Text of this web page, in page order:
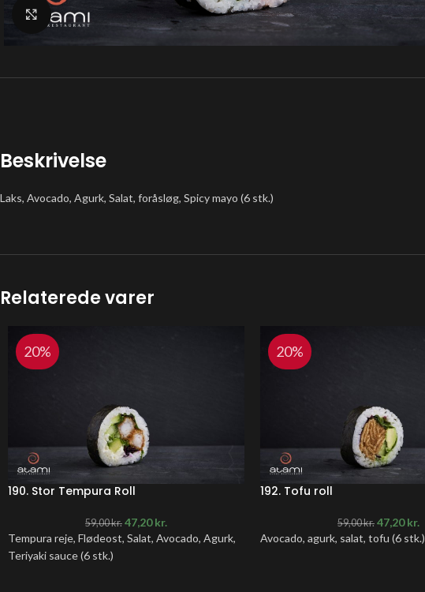
Klik for at forstørre
Beskrivelse
Laks, Avocado, Agurk, Salat, foråsløg, Spicy mayo (6 stk.)
Relaterede varer
20%
190. Stor Tempura Roll
59,00kr. 47,20kr.
Tempura reje, Flødeost, Salat, Avocado, Agurk,
Teriyaki sauce (6 stk.)
20%
192. Tofu roll
59,00kr. 47,20kr.
Avocado, agurk, salat, tofu (6 stk.)